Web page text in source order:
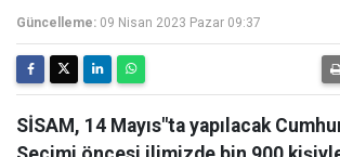
Güncelleme: 09 Nisan 2023 Pazar 09:37
SİSAM, 14 Mayıs"ta yapılacak